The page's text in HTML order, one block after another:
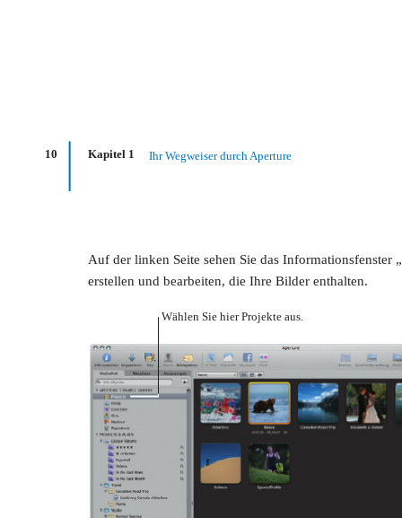
10 Kapitel 1 Ihr Wegweiser durch Aperture
Auf der linken Seite sehen Sie das Informationsfenster
erstellen und bearbeiten, die Ihre Bilder enthalten.
Wählen Sie hier Projekte aus.